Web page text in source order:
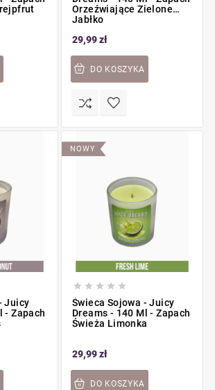
Orzeźwiające Zielone
Jabłko
29,99 zł
DO KOSZYKA
Juicy
- Zapach
NOWY
    
Świeca Sojowa - Juicy
Dreams - 140 Ml - Zapach
Świeża Limonka
29,99 zł
DO KOSZYKA